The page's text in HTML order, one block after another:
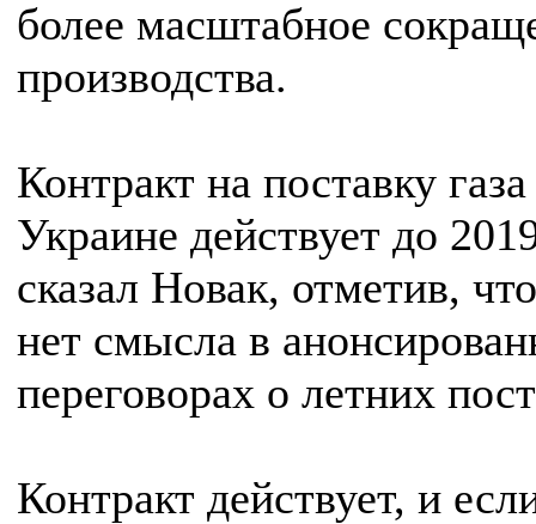
более масштабное
производства.
Контракт на поставку газа
Украине действует до
сказал Новак, отметив,
нет смысла в
переговорах о летних
Контракт действует, и